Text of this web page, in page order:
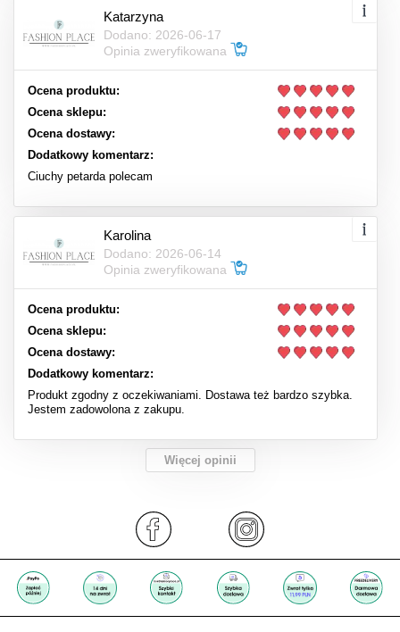
Katarzyna
Dodano: 2026-06-17
Opinia zweryfikowana
Ocena produktu:
Ocena sklepu:
Ocena dostawy:
Dodatkowy komentarz:
Ciuchy petarda polecam
Karolina
Dodano: 2026-06-14
Opinia zweryfikowana
Ocena produktu:
Ocena sklepu:
Ocena dostawy:
Dodatkowy komentarz:
Produkt zgodny z oczekiwaniami. Dostawa też bardzo szybka.
Jestem zadowolona z zakupu.
Więcej opinii